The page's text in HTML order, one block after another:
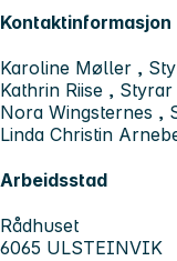
Kontaktinformasjon
Karoline Møller ,
Kathrin Riise ,
Nora Wingsternes ,
Linda Christin
Arbeidsstad
Rådhuset
6065 ULSTEINVIK